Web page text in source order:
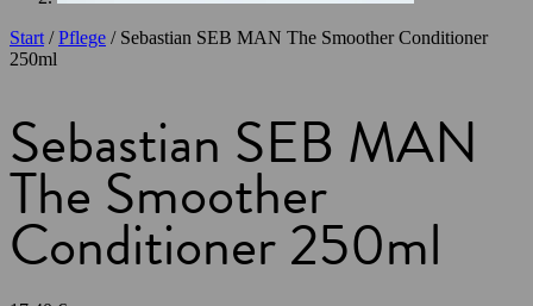
Start /Pflege / Sebastian SEB MAN The Smoother Conditioner
250ml
Sebastian SEB MAN
The Smoother
Conditioner 250ml